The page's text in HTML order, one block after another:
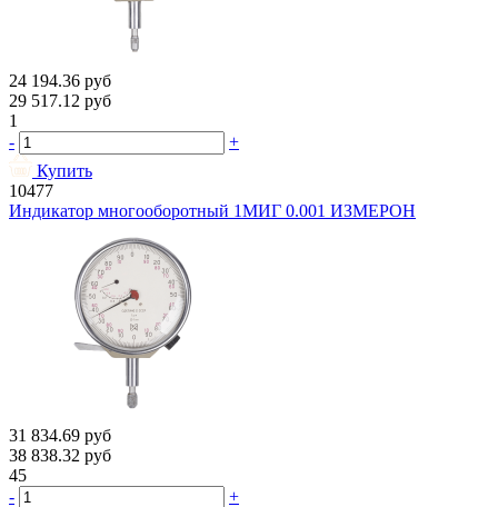
24 194.36 руб
29 517.12 руб
1
-
+
Купить
10477
Индикатор многооборотный 1МИГ 0.001 ИЗМЕРОН
31 834.69 руб
38 838.32 руб
45
-
+